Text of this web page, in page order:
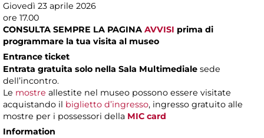
Giovedì 23 aprile 2026
ore 17.00
CONSULTA SEMPRE LA PAGINA AVVISI prima di
programmare la tua visita al museo
Entrance ticket
Entrata gratuita solo nella Sala Multimediale sede
dell’incontro.
Le mostre allestite nel museo possono essere visitate
acquistando il biglietto d’ingresso, ingresso gratuito alle
mostre per i possessori della MIC card
Information